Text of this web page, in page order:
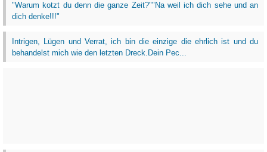
"Warum kotzt du denn die ganze Zeit?""Na weil ich dich sehe und an
dich denke!!!"
Intrigen, Lügen und Verrat, ich bin die einzige die ehrlich ist und du
behandelst mich wie den letzten Dreck.Dein Pec...